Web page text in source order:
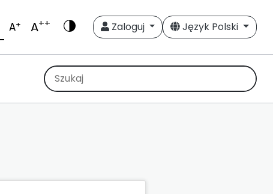
A+ A++ Zaloguj Język Polski